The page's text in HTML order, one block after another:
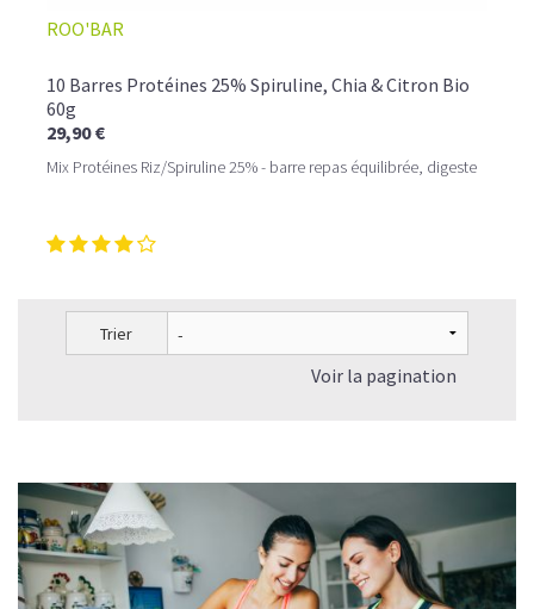
ROO'BAR
10 Barres Protéines 25% Spiruline, Chia & Citron Bio
60g
29,90 €
Mix Protéines Riz/Spiruline 25% - barre repas équilibrée, digeste
Trier
Voir la pagination